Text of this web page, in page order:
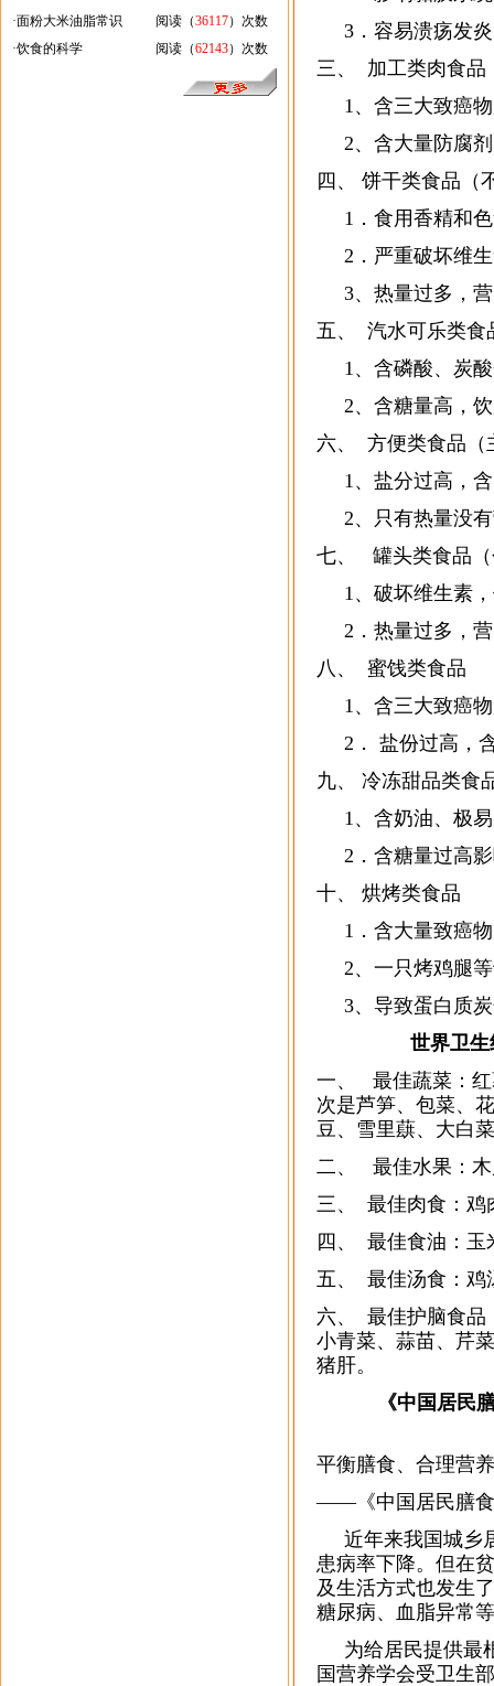
·面粉大米油脂常识 阅读（36117）次数
·饮食的科学 阅读（62143）次数
3．容易溃疡发
三、 加工类肉食品
1、含三大致癌物
2、含大量防腐剂
四、 饼干类食品（
1．食用香精和色
2．严重破坏维生
3、热量过多，营
五、 汽水可乐类食
1、含磷酸、炭酸
2、含糖量高，饮
六、 方便类食品（
1、盐分过高，含
2、只有热量没有
七、 罐头类食品（
1、破坏维生素，
2．热量过多，营
八、 蜜饯类食品
1、含三大致癌物
2． 盐份过高，
九、 冷冻甜品类食
1、含奶油、极易
2．含糖量过高影
十、 烘烤类食品
1．含大量致癌
2、一只烤鸡腿等
3、导致蛋白质炭
世界卫生组织
一、 最佳蔬菜：红
次是芦笋、包菜、
豆、雪里蕻、大白
二、 最佳水果：木
三、 最佳肉食：鸡
四、 最佳食油：玉
五、 最佳汤食：鸡
六、 最佳护脑食品
小青菜、蒜苗、芹
猪肝。
《中国居民
平衡膳食、合理营
——《中国居民膳
近年来我国城乡
患病率下降。但在
及生活方式也发生
糖尿病、血脂异常
为给居民提供最
国营养学会受卫生